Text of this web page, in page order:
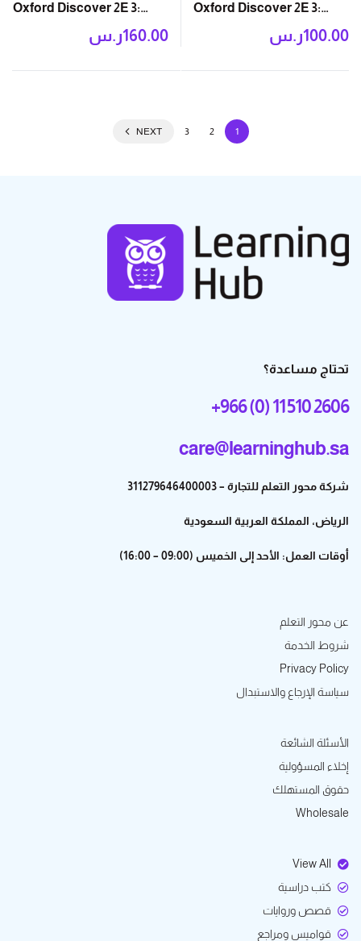
Oxford Discover 2E 3:
ر.س100.00
Oxford Discover 2E 3:
Workbook with Online
ر.س160.00
1
2
3
NEXT
تحتاج مساعدة؟
+966 (0) 11 510 2606
care@learninghub.sa
شركة محور التعلم للتجارة – 311279646400003
الرياض، المملكة العربية السعودية
أوقات العمل: الأحد إلى الخميس (09:00 – 16:00)
عن محور التعلم
شروط الخدمة
Privacy Policy
سياسة الإرجاع والاستبدال
الأسئلة الشائعة
إخلاء المسؤولية
حقوق المستهلك
Wholesale
View All
كتب دراسية
قصص وروايات
قواميس ومراجع